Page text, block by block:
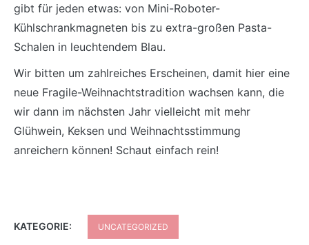
gibt für jeden etwas: von Mini-Roboter-
Kühlschrankmagneten bis zu extra-großen Pasta-
Schalen in leuchtendem Blau.
Wir bitten um zahlreiches Erscheinen, damit hier eine
neue Fragile-Weihnachtstradition wachsen kann, die
wir dann im nächsten Jahr vielleicht mit mehr
Glühwein, Keksen und Weihnachtsstimmung
anreichern können! Schaut einfach rein!
KATEGORIE: UNCATEGORIZED